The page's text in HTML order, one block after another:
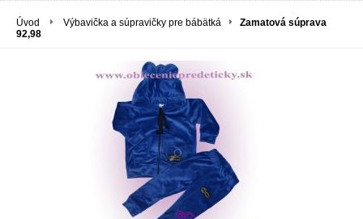
Úvod Výbavička a súpravičky pre bábätká
Zamatová súprava
92,98